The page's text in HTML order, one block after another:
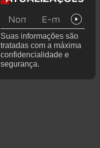
levanta
de de
deixar os
palcos
Suas informações são
tratadas com a máxima
confidencialidade e
segurança.